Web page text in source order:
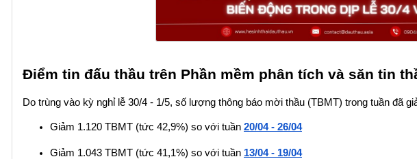
Điểm tin đấu thầu trên Phần mềm phân tích và săn tin
Do trùng vào kỳ nghỉ lễ 30/4 - 1/5, số lượng thông báo mời thầu (TBMT) trong tuần đã
Giảm 1.120 TBMT (tức 42,9%) so với tuần 20/04 - 26/04
Giảm 1.043 TBMT (tức 41,1%) so với tuần 13/04 - 19/04